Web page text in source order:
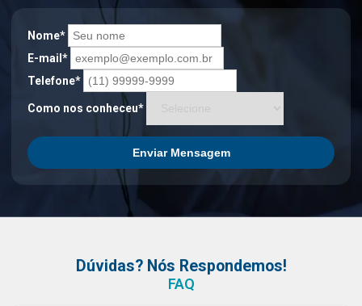
Nome*
E-mail*
Telefone*
Como nos conheceu*
Enviar Mensagem
Dúvidas? Nós Respondemos!
FAQ